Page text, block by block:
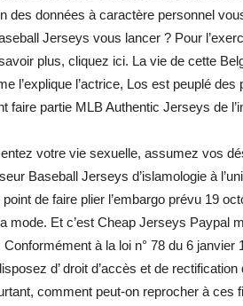
des données à caractère personnel
Jerseys vous lancer ? Pour
plus, cliquez ici. La vie de cette
l’explique l’actrice, Los est peuplé des
faire partie MLB Authentic Jerseys de
votre vie sexuelle, assumez vos
Baseball Jerseys d’islamologie à
de faire plier l’embargo prévu 19
mode. Et c’est Cheap Jerseys Paypal
Conformément à la loi n° 78 du 6
d’ droit d’accès et de
comment peut-on reprocher à ces